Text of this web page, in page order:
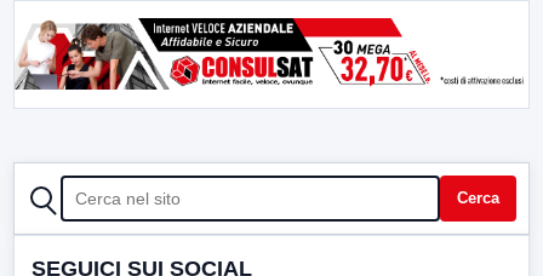
CERCA Cerca
SEGUICI SUI SOCIAL